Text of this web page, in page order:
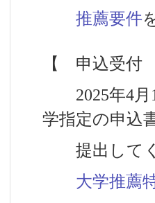
推薦要件
【 申込受付
2025年4月
学指定の申込
提出してく
大学推薦